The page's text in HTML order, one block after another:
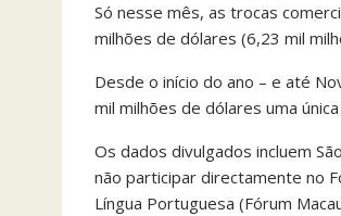
Só nesse mês, as trocas
milhões de dólares (6,23 mil
Desde o início do ano – e até
mil milhões de dólares uma única
Os dados divulgados incluem
não participar directamente no
Língua Portuguesa (Fórum